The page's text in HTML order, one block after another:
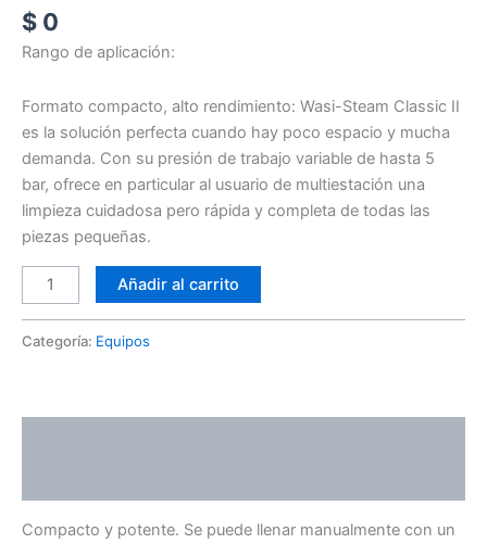
$ 0
Rango de aplicación:
Formato compacto, alto rendimiento: Wasi-Steam Classic II
es la solución perfecta cuando hay poco espacio y mucha
demanda. Con su presión de trabajo variable de hasta 5
bar, ofrece en particular al usuario de multiestación una
limpieza cuidadosa pero rápida y completa de todas las
piezas pequeñas.
Añadir al carrito
Categoría: Equipos
Compacto y potente. Se puede llenar manualmente con un